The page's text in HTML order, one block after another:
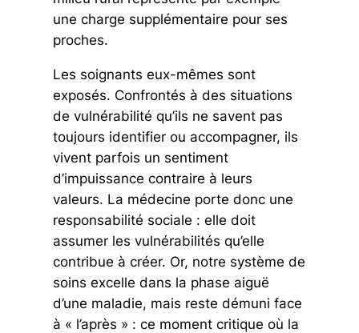
une charge supplémentaire pour ses
proches.
Les soignants eux-mêmes sont
exposés. Confrontés à des situations
de vulnérabilité qu’ils ne savent pas
toujours identifier ou accompagner, ils
vivent parfois un sentiment
d’impuissance contraire à leurs
valeurs. La médecine porte donc une
responsabilité sociale : elle doit
assumer les vulnérabilités qu’elle
contribue à créer. Or, notre système de
soins excelle dans la phase aiguë
d’une maladie, mais reste démuni face
à « l’après » : ce moment critique où la